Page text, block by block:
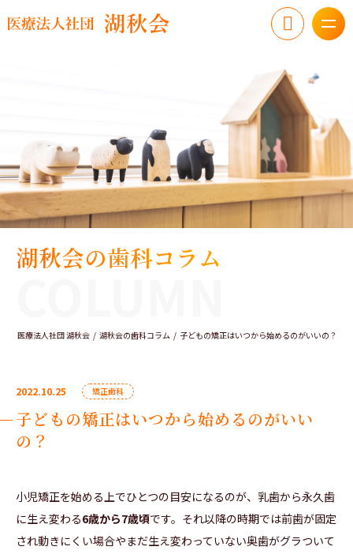
湖秋会の歯科コラム
医療法人社団 湖秋会 湖秋会の歯科コラム 子どもの矯正はいつから始めるのがいいの？
2022.10.25 矯正歯科
子どもの矯正はいつから始めるのがいい
の？
小児矯正を始める上でひとつの目安になるのが、乳歯から永久歯
に生え変わる6歳から7歳頃です。それ以降の時期では前歯が固定
され動きにくい場合やまだ生え変わっていない奥歯がグラついて